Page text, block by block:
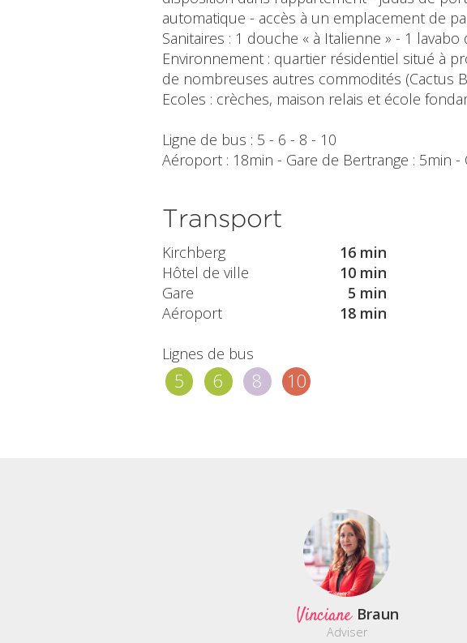
automatique - accès à un emplacement de
Sanitaires : 1 douche « à Italienne » - 1
Environnement : quartier résidentiel situé à
de nombreuses autres commodités (Cactus
Ecoles : crèches, maison relais et école
Ligne de bus : 5 - 6 - 8 - 10
Aéroport : 18min - Gare de Bertrange : 5min
Transport
Kirchberg
16 min
Hôtel de ville
10 min
Gare
5 min
Aéroport
18 min
Lignes de bus
5 6 8 10
Vinciane Braun
Adviser